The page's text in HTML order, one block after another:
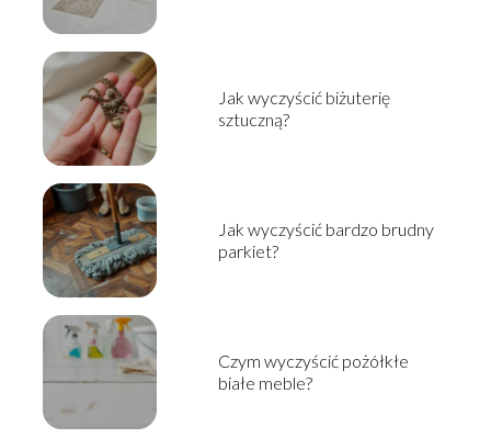
Jak wyczyścić biżuterię
sztuczną?
Jak wyczyścić bardzo brudny
parkiet?
Czym wyczyścić pożółkłe
białe meble?